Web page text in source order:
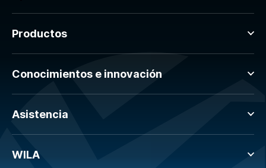
Productos
Conocimientos e innovación
Asistencia
WILA